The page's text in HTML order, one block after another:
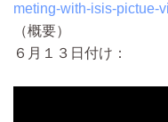
meting-with-isis-pictue-
（概要）
６月１３日付け：